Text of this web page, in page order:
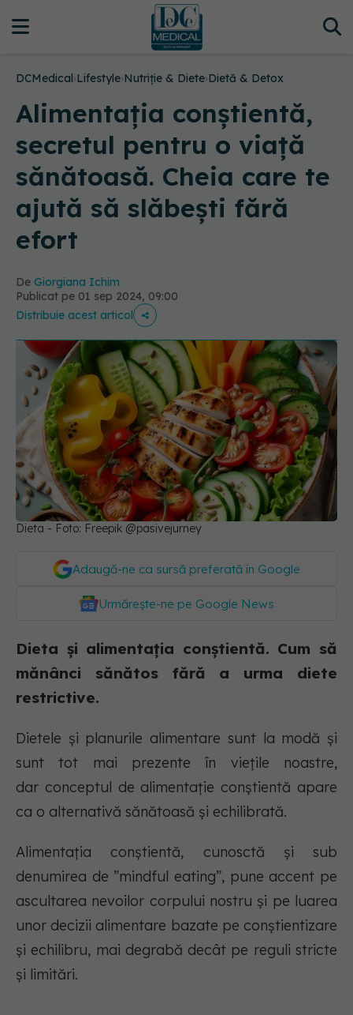
DCMedical›Lifestyle›Nutriție & Diete›Dietă & Detox
Alimentația conștientă,
secretul pentru o viață
sănătoasă. Cheia care te
ajută să slăbești fără
efort
De Giorgiana Ichim
Publicat pe 01 sep 2024, 09:00
Distribuie acest articol
Dieta - Foto: Freepik @pasivejurney
Adaugă-ne ca sursă preferată în Google
Urmărește-ne pe Google News
Dieta și alimentația conștientă. Cum să
mănânci sănătos fără a urma diete
restrictive.
Dietele și planurile alimentare sunt la modă și
sunt tot mai prezente în viețile noastre,
dar conceptul de alimentație conștientă apare
ca o alternativă sănătoasă și echilibrată.
Alimentația conștientă, cunosctă și sub
denumirea de ”mindful eating”, pune accent pe
ascultarea nevoilor corpului nostru și pe luarea
unor decizii alimentare bazate pe conștientizare
și echilibru, mai degrabă decât pe reguli stricte
și limitări.